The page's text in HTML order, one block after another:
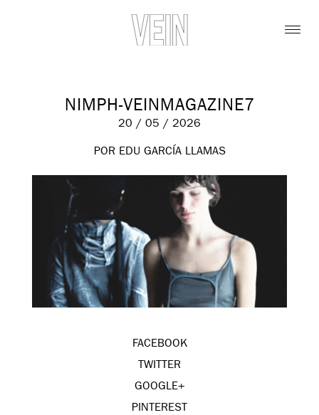
NIMPH-VEINMAGAZINE7
20 / 05 / 2026
POR EDU GARCÍA LLAMAS
FACEBOOK
TWITTER
GOOGLE+
PINTEREST